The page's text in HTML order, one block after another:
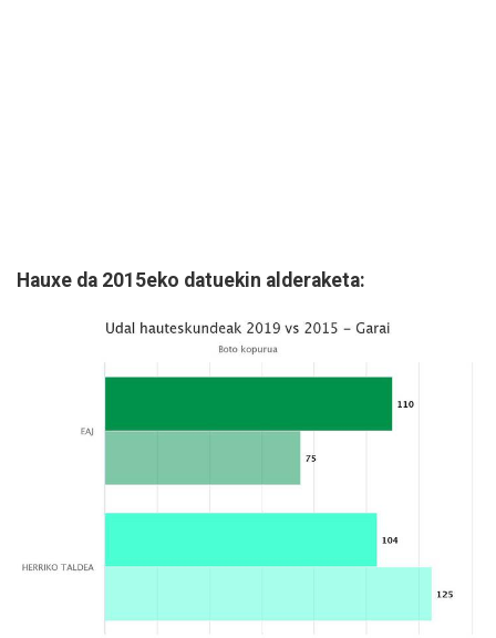
Hauxe da 2015eko datuekin alderaketa: